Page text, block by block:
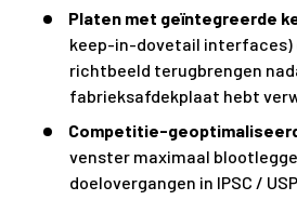
Platen met geïntegreerde
keep-in-dovetail interfaces)
richtbeeld terugbrengen
fabrieksafdekplaat hebt
Competitie-
venster maximaal
doelovergangen in IPSC /